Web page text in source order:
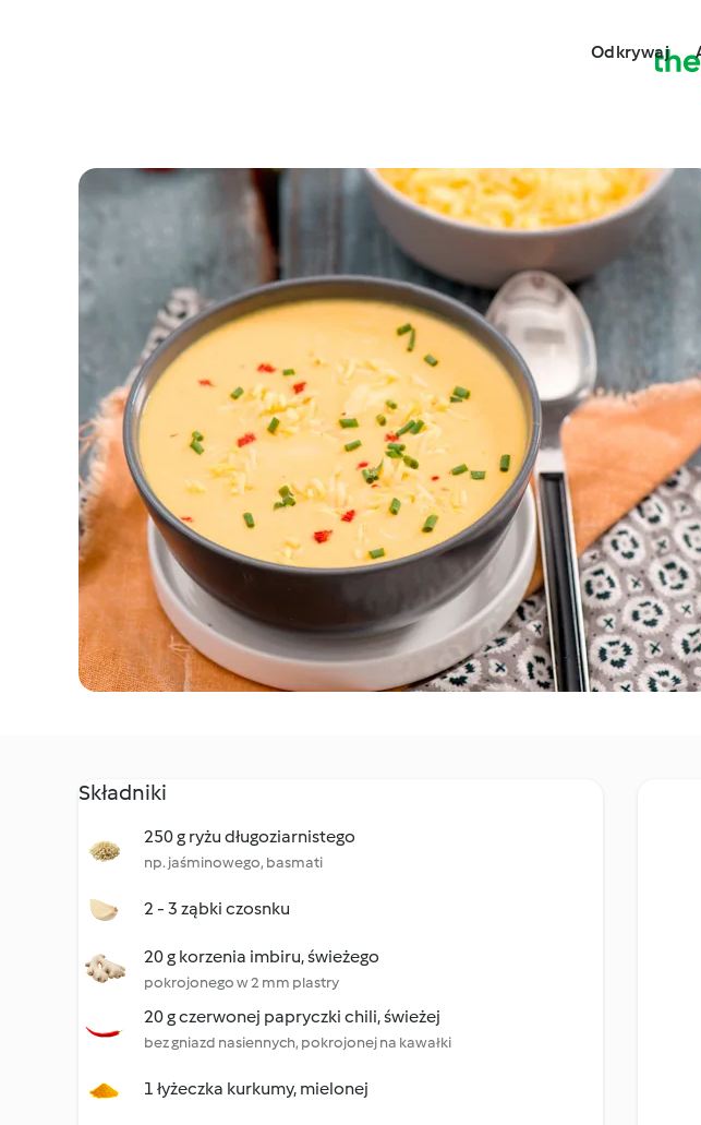
Odkrywaj
Składniki
250 g ryżu długoziarnistego
np. jaśminowego, basmati
2 - 3 ząbki czosnku
20 g korzenia imbiru, świeżego
pokrojonego w 2 mm plastry
20 g czerwonej papryczki chili, świeżej
bez gniazd nasiennych, pokrojonej na kawałki
1 łyżeczka kurkumy, mielonej